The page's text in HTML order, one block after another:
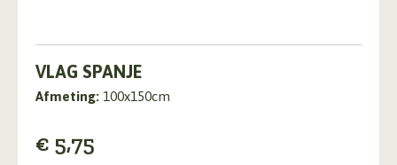
VLAG SPANJE
Afmeting: 100x150cm
€ 5,75